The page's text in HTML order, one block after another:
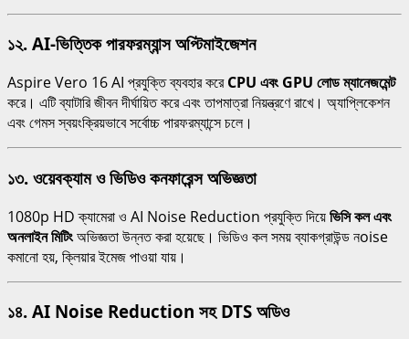
১২. AI-ভিত্তিক পারফরম্যান্স অপ্টিমাইজেশন
Aspire Vero 16 AI প্রযুক্তি ব্যবহার করেCPU এবং GPU লোড ম্যানেজমেন্ট
করে। এটি ব্যাটারি জীবন দীর্ঘায়িত করে এবং তাপমাত্রা নিয়ন্ত্রণে রাখে। অ্যাপ্লিকেশন
এবং গেমস স্বয়ংক্রিয়ভাবে সর্বোচ্চ পারফরম্যান্সে চলে।
১৩. ওয়েবক্যাম ও ভিডিও কনফারেন্স অভিজ্ঞতা
1080p HD ক্যামেরা ও AI Noise Reduction প্রযুক্তি দিয়েভিসি কল এবং
অনলাইন মিটিংঅভিজ্ঞতা উন্নত করা হয়েছে। ভিডিও কল সময় ব্যাকগ্রাউন্ড নoise
কমানো হয়, ক্লিয়ার ইমেজ পাওয়া যায়।
১৪. AI Noise Reduction সহ DTS অডিও